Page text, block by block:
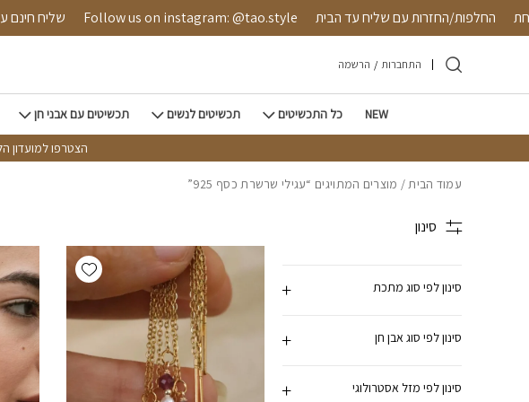
Skip to Contentהחלפות/החזרות עם שליח עד הבית Follow us on instagram: @tao.style שליח
התחברות / הרשמה
NEW כל התכשיטים תכשיטים לנשים תכשיטים עם אבני חן
הצטרפו למועדון הלקוחות של
עמוד הבית/ מוצרים המתויגים “עגילי שרשרת כסף 925”
סינון
סינון לפי סוג מתכת
סינון לפי סוג אבן חן
סינון לפי מזל אסטרולוגי
Add wishlist
בחזרה למעלה